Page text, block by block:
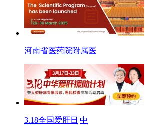
河南省医药院附属医
3.18全国爱肝日|中